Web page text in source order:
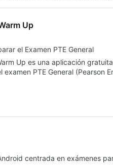
Up
el Examen PTE General
Up es una aplicación
examen PTE General (Pearson
centrada en exámenes